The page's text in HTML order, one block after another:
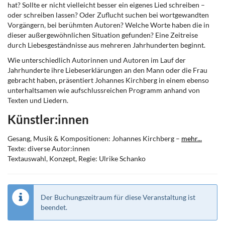
hat? Sollte er nicht vielleicht besser ein eigenes Lied schreiben –
oder schreiben lassen? Oder Zuflucht suchen bei wortgewandten
Vorgängern, bei berühmten Autoren? Welche Worte haben die in
dieser außergewöhnlichen Situation gefunden? Eine Zeitreise
durch Liebesgeständnisse aus mehreren Jahrhunderten beginnt.
Wie unterschiedlich Autorinnen und Autoren im Lauf der
Jahrhunderte ihre Liebeserklärungen an den Mann oder die Frau
gebracht haben, präsentiert Johannes Kirchberg in einem ebenso
unterhaltsamen wie aufschlussreichen Programm anhand von
Texten und Liedern.
Künstler:innen
Gesang, Musik & Kompositionen: Johannes Kirchberg – mehr...
Texte: diverse Autor:innen
Textauswahl, Konzept, Regie: Ulrike Schanko
Der Buchungszeitraum für diese Veranstaltung ist
beendet.